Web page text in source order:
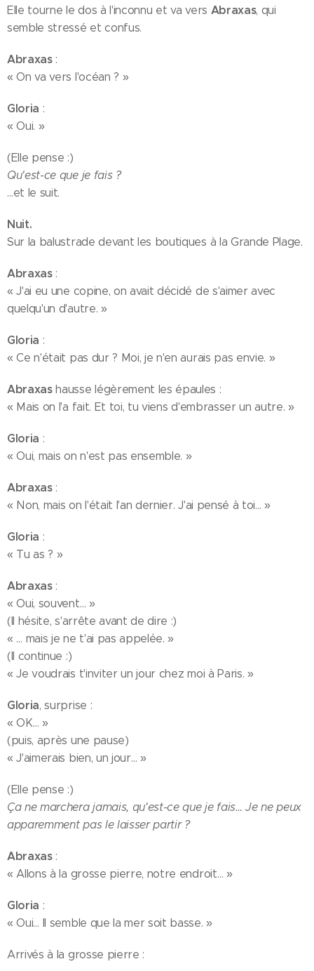
Elle tourne le dos à l'inconnu et va vers Abraxas, qui
semble stressé et confus.
Abraxas:
« On va vers l'océan ? »
Gloria :
« Oui. »
(Elle pense :)
Qu'est-ce que je fais ?
…et le suit.
Nuit.
Sur la balustrade devant les boutiques à la Grande Plage.
Abraxas:
« J'ai eu une copine, on avait décidé de s'aimer avec
quelqu'un d'autre. »
Gloria :
« Ce n'était pas dur ? Moi, je n'en aurais pas envie. »
Abraxashausse légèrement les épaules :
« Mais on l'a fait. Et toi, tu viens d'embrasser un autre. »
Gloria :
« Oui, mais on n'est pas ensemble. »
Abraxas:
« Non, mais on l'était l'an dernier. J'ai pensé à toi… »
Gloria :
« Tu as ? »
Abraxas:
« Oui, souvent… »
(Il hésite, s'arrête avant de dire :)
« … mais je ne t'ai pas appelée. »
(Il continue :)
« Je voudrais t'inviter un jour chez moi à Paris. »
Gloria, surprise :
« OK… »
(puis, après une pause)
« J'aimerais bien, un jour… »
(Elle pense :)
Ça ne marchera jamais, qu'est-ce que je fais… Je ne peux
apparemment pas le laisser partir ?
Abraxas:
« Allons à la grosse pierre, notre endroit… »
Gloria :
« Oui… Il semble que la mer soit basse. »
Arrivés à la grosse pierre :